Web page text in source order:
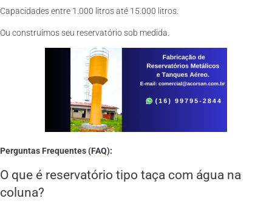
Capacidades entre 1.000 litros até 15.000 litros.
Ou construímos seu reservatório sob medida.
Perguntas Frequentes (FAQ):
O que é reservatório tipo taça com água na
coluna?